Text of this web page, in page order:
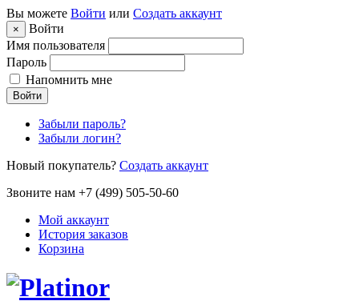
Вы можете Войти или Создать аккаунт
×
Войти
Имя пользователя
Пароль
Напомнить мне
Войти
Забыли пароль?
Забыли логин?
Новый покупатель? Создать аккаунт
Звоните нам +7 (499) 505-50-60
Мой аккаунт
История заказов
Корзина